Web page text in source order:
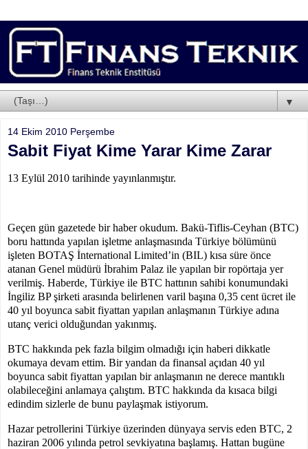
▼
14 Ekim 2010 Perşembe
Sabit Fiyat Kime Yarar Kime Zarar
13 Eylül 2010 tarihinde yayınlanmıştır.
Geçen gün gazetede bir haber okudum. Bakü-Tiflis-Ceyhan (BTC)
boru hattında yapılan işletme anlaşmasında Türkiye bölümünü
işleten BOTAŞ İnternational Limited’in (BIL) kısa süre önce
atanan Genel müdürü İbrahim Palaz ile yapılan bir ropörtaja yer
verilmiş. Haberde, Türkiye ile BTC hattının sahibi konumundaki
İngiliz BP şirketi arasında belirlenen varil başına 0,35 cent ücret ile
40 yıl boyunca sabit fiyattan yapılan anlaşmanın Türkiye adına
utanç verici olduğundan yakınmış.
BTC hakkında pek fazla bilgim olmadığı için haberi dikkatle
okumaya devam ettim. Bir yandan da finansal açıdan 40 yıl
boyunca sabit fiyattan yapılan bir anlaşmanın ne derece mantıklı
olabileceğini anlamaya çalıştım. BTC hakkında da kısaca bilgi
edindim sizlerle de bunu paylaşmak istiyorum.
Hazar petrollerini Türkiye üzerinden dünyaya servis eden BTC, 2
haziran 2006 yılında petrol sevkiyatına başlamış. Hattan bugüne